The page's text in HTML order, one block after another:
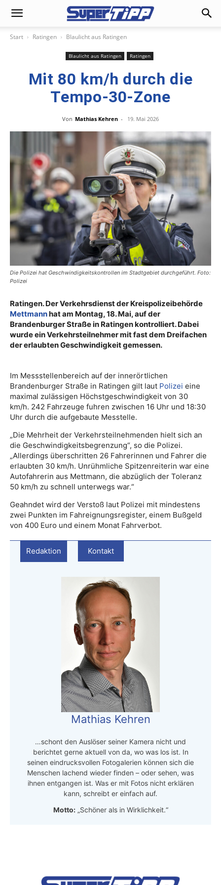
Start Ratingen Blaulicht aus Ratingen
Blaulicht aus Ratingen Ratingen
Mit 80 km/h durch die
Tempo-30-Zone
Von Mathias Kehren - 19. Mai 2026
Die Polizei hat Geschwindigkeitskontrollen im Stadtgebiet durchgeführt. Foto:
Polizei
Ratingen. Der Verkehrsdienst der Kreispolizeibehörde
Mettmannhat am Montag, 18. Mai, auf der
Brandenburger Straße in Ratingen kontrolliert. Dabei
wurde ein Verkehrsteilnehmer mit fast dem Dreifachen
der erlaubten Geschwindigkeit gemessen.
Im Messstellenbereich auf der innerörtlichen
Brandenburger Straße in Ratingen gilt laut Polizei eine
maximal zulässigen Höchstgeschwindigkeit von 30
km/h. 242 Fahrzeuge fuhren zwischen 16 Uhr und 18:30
Uhr durch die aufgebaute Messtelle.
„Die Mehrheit der Verkehrsteilnehmenden hielt sich an
die Geschwindigkeitsbegrenzung“, so die Polizei.
„Allerdings überschritten 26 Fahrerinnen und Fahrer die
erlaubten 30 km/h. Unrühmliche Spitzenreiterin war eine
Autofahrerin aus Mettmann, die abzüglich der Toleranz
50 km/h zu schnell unterwegs war.“
Geahndet wird der Verstoß laut Polizei mit mindestens
zwei Punkten im Fahreignungsregister, einem Bußgeld
von 400 Euro und einem Monat Fahrverbot.
Redaktion Kontakt
Mathias Kehren
…schont den Auslöser seiner Kamera nicht und
berichtet gerne aktuell von da, wo was los ist. In
seinen eindrucksvollen Fotogalerien können sich die
Menschen lachend wieder finden – oder sehen, was
ihnen entgangen ist. Was er mit Fotos nicht erklären
kann, schreibt er einfach auf.
Motto:„Schöner als in Wirklichkeit.“